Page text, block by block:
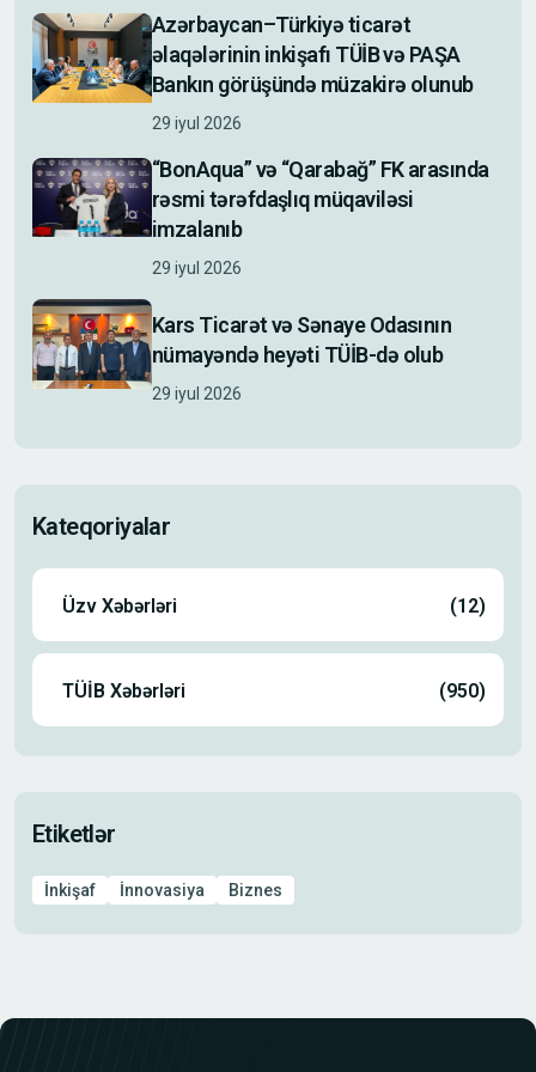
Azərbaycan–Türkiyə ticarət
əlaqələrinin inkişafı TÜİB və PAŞA
Bankın görüşündə müzakirə olunub
29 iyul 2026
“BonAqua” və “Qarabağ” FK arasında
rəsmi tərəfdaşlıq müqaviləsi
imzalanıb
29 iyul 2026
Kars Ticarət və Sənaye Odasının
nümayəndə heyəti TÜİB-də olub
29 iyul 2026
Kateqoriyalar
Üzv Xəbərləri (12)
TÜİB Xəbərləri (950)
Etiketlər
İnkişaf İnnovasiya Biznes